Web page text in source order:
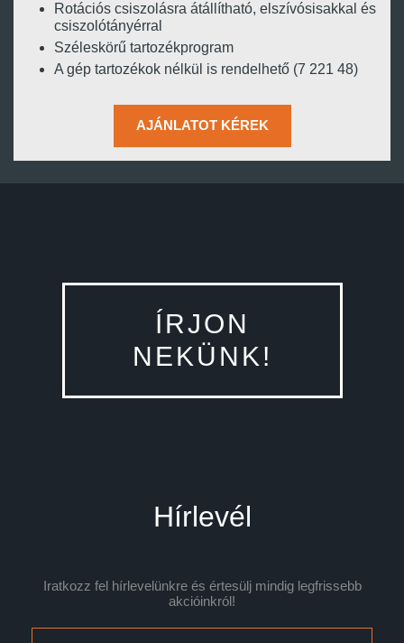
Rotációs csiszolásra átállítható, elszívósisakkal és
csiszolótányérral
Széleskörű tartozékprogram
A gép tartozékok nélkül is rendelhető (7 221 48)
AJÁNLATOT KÉREK
ÍRJON
NEKÜNK!
Hírlevél
Iratkozz fel hírlevelünkre és értesülj mindig legfrissebb
akcióinkról!